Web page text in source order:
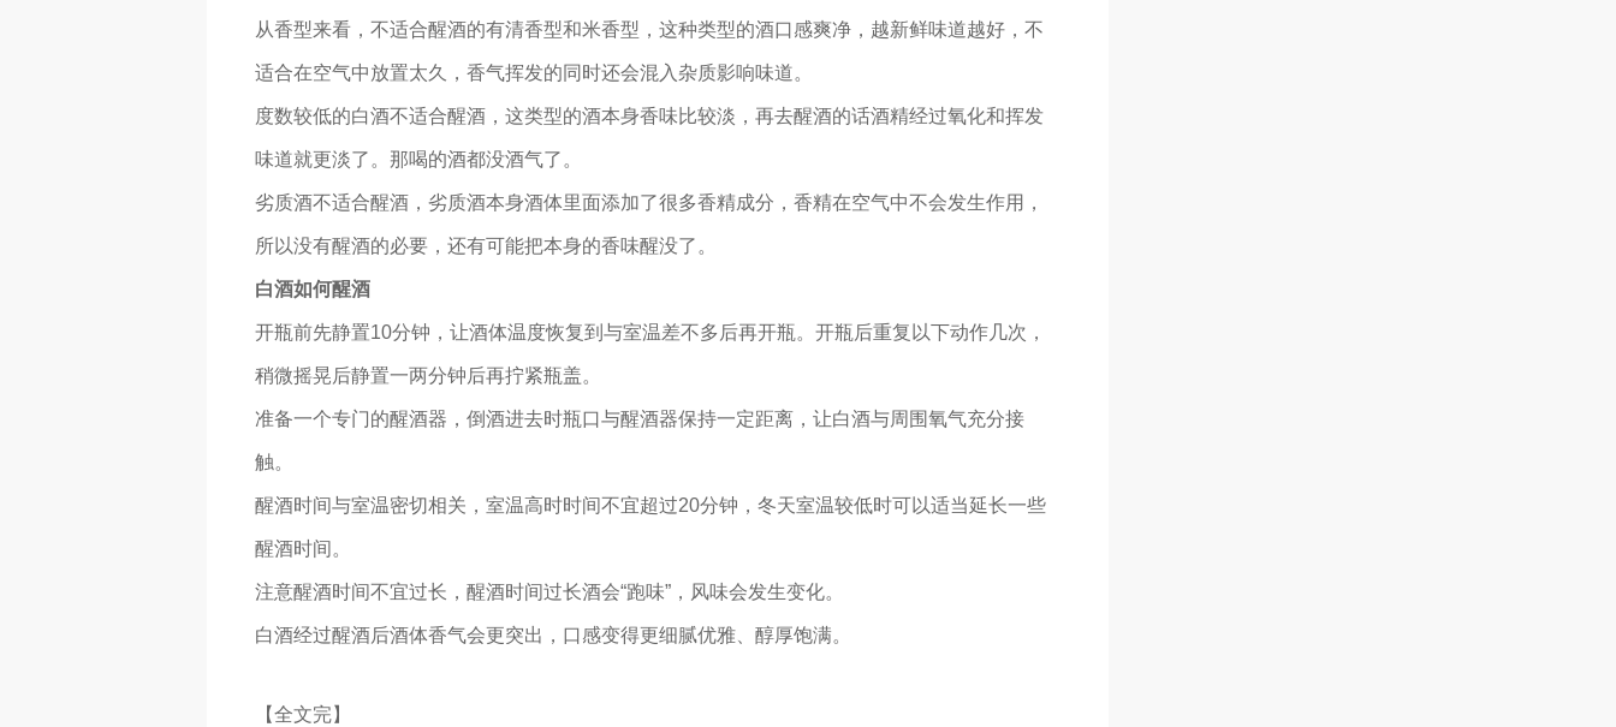
从香型来看，不适合醒酒的有清香型和米香型，这种类型的酒口感爽净，越新鲜味道越好，不
适合在空气中放置太久，香气挥发的同时还会混入杂质影响味道。
度数较低的白酒不适合醒酒，这类型的酒本身香味比较淡，再去醒酒的话酒精经过氧化和挥发
味道就更淡了。那喝的酒都没酒气了。
劣质酒不适合醒酒，劣质酒本身酒体里面添加了很多香精成分，香精在空气中不会发生作用，
所以没有醒酒的必要，还有可能把本身的香味醒没了。
白酒如何醒酒
开瓶前先静置10分钟，让酒体温度恢复到与室温差不多后再开瓶。开瓶后重复以下动作几次，
稍微摇晃后静置一两分钟后再拧紧瓶盖。
准备一个专门的醒酒器，倒酒进去时瓶口与醒酒器保持一定距离，让白酒与周围氧气充分接
触。
醒酒时间与室温密切相关，室温高时时间不宜超过20分钟，冬天室温较低时可以适当延长一些
醒酒时间。
注意醒酒时间不宜过长，醒酒时间过长酒会“跑味”，风味会发生变化。
白酒经过醒酒后酒体香气会更突出，口感变得更细腻优雅、醇厚饱满。
【全文完】